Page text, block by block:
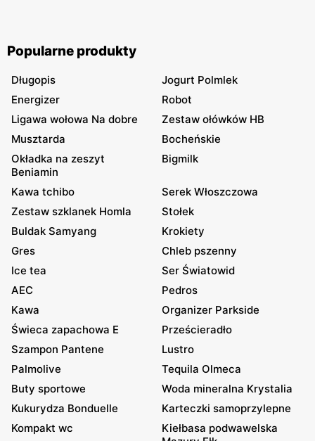
Popularne produkty
Długopis
Jogurt Polmlek
Energizer
Robot
Ligawa wołowa Na dobre
Zestaw ołówków HB
Musztarda
Bocheńskie
Okładka na zeszyt
Beniamin
Bigmilk
Kawa tchibo
Serek Włoszczowa
Zestaw szklanek Homla
Stołek
Buldak Samyang
Krokiety
Gres
Chleb pszenny
Ice tea
Ser Światowid
AEC
Pedros
Kawa
Organizer Parkside
Świeca zapachowa E
Prześcieradło
Szampon Pantene
Lustro
Palmolive
Tequila Olmeca
Buty sportowe
Woda mineralna Krystalia
Kukurydza Bonduelle
Karteczki samoprzylepne
Kompakt wc
Kiełbasa podwawelska